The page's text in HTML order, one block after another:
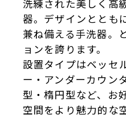
洗練された美しく高
器。デザインととも
兼ね備える手洗器。
ョンを誇ります。
設置タイプはベッセ
ー・アンダーカウン
型・楕円型など、お
空間をより魅力的な